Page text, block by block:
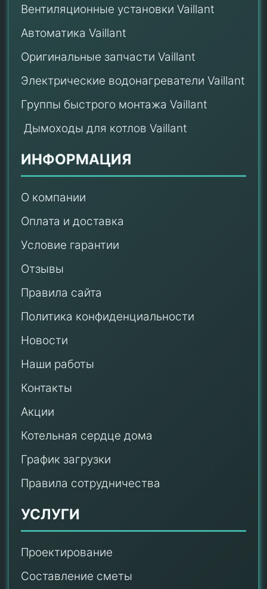
Вентиляционные установки Vaillant
Автоматика Vaillant
Оригинальные запчасти Vaillant
Электрические водонагреватели Vaillant
Группы быстрого монтажа Vaillant
Дымоходы для котлов Vaillant
ИНФОРМАЦИЯ
О компании
Оплата и доставка
Условие гарантии
Отзывы
Правила сайта
Политика конфиденциальности
Новости
Наши работы
Контакты
Акции
Котельная сердце дома
График загрузки
Правила сотрудничества
УСЛУГИ
Проектирование
Составление сметы